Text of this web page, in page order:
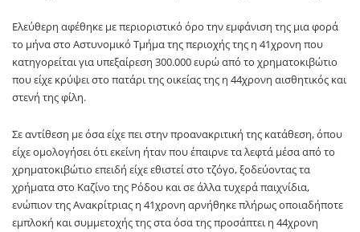
Ελεύθερη αφέθηκε με περιοριστικό όρο την εμφάνιση της μια φορά
το μήνα στο Αστυνομικό Τμήμα της περιοχής της η 41χρονη που
κατηγορείται για υπεξαίρεση 300.000 ευρώ από το χρηματοκιβώτιο
που είχε κρύψει στο πατάρι της οικείας της η 44χρονη αισθητικός και
στενή της φίλη.
Σε αντίθεση με όσα είχε πει στην προανακριτική της κατάθεση, όπου
είχε ομολογήσει ότι εκείνη ήταν που έπαιρνε τα λεφτά μέσα από το
χρηματοκιβώτιο επειδή είχε εθιστεί στο τζόγο, ξοδεύοντας τα
χρήματα στο Καζίνο της Ρόδου και σε άλλα τυχερά παιχνίδια,
ενώπιον της Ανακρίτριας η 41χρονη αρνήθηκε πλήρως οποιαδήποτε
εμπλοκή και συμμετοχής της στα όσα της προσάπτει η 44χρονη